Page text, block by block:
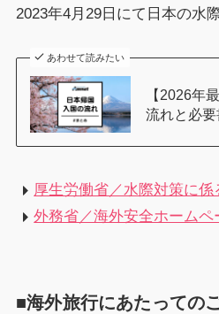
2023年4月29日にて日本の水
あわせて読みたい
【2026年
流れと必
厚生労働省／水際対策に
外務省／海外安全ホームペ
■海外旅行にあたっての